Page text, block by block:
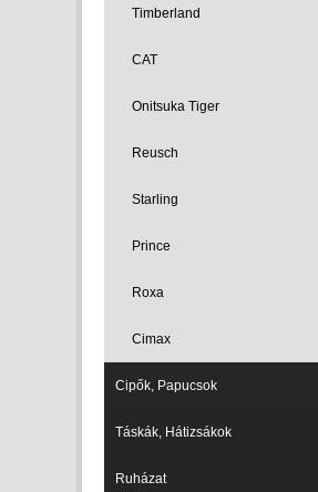
Timberland
CAT
Onitsuka Tiger
Reusch
Starling
Prince
Roxa
Cimax
Cipők, Papucsok
Táskák, Hátizsákok
Ruházat